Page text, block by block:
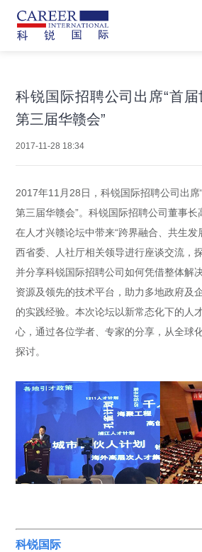
科锐国际招聘公司出席“首
第三届华赣会”
2017-11-28 18:34
2017年11月28日，科锐国际招聘公司出
第三届华赣会”。科锐国际招聘公司董事
在人才兴赣论坛中带来“跨界融合、共生发
西省委、人社厅相关领导进行座谈交流，
并分享科锐国际招聘公司如何凭借整体解
资源及领先的技术平台，助力多地政府及
的实践经验。本次论坛以新常态化下的人
心，通过各位学者、专家的分享，从全球
探讨。
科锐国际